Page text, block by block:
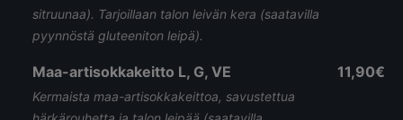
sitruunaa). Tarjoillaan talon leivän kera (saatavilla
pyynnöstä gluteeniton leipä).
Maa-artisokkakeitto L, G, VE
Kermaista maa-artisokkakeittoa, savustettua
11,90€